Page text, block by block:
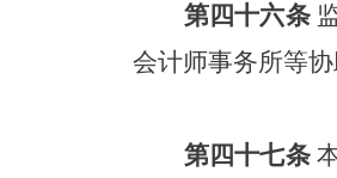
第四十六条
会计师事务所等
第 四十七条